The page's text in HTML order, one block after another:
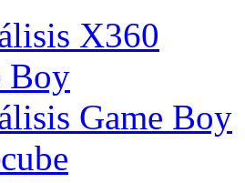
X360
Boy
Game Boy